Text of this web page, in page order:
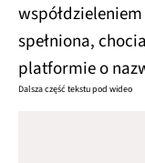
spełniona,
platformie o
Dalsza część tekstu pod wideo